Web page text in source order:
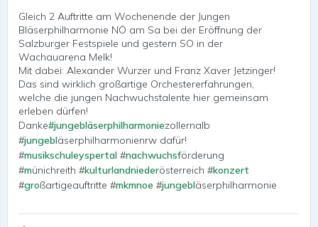
Gleich 2 Auftritte am Wochenende der Jungen
Bläserphilharmonie NÖ am Sa bei der Eröffnung der
Salzburger Festspiele und gestern SO in der
Wachauarena Melk!
Mit dabei: Alexander Wurzer und Franz Xaver Jetzinger!
Das sind wirklich großartige Orchestererfahrungen,
welche die jungen Nachwuchstalente hier gemeinsam
erleben dürfen!
Danke#jungebläserphilharmoniezollernalb
#jungebläserphilharmonienrw dafür!
#musikschuleyspertal #nachwuchsförderung
#münichreith #kulturlandniederösterreich #konzert
#großartigeauftritte #mkmnoe #jungebläserphilharmonie